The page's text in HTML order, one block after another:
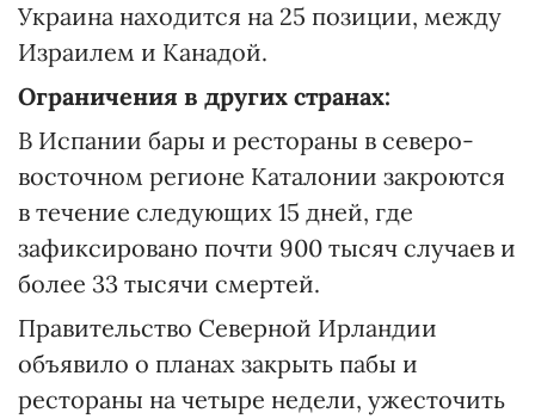
Украина находится на 25 позиции, между
Израилем и Канадой.
Ограничения в других странах:
В Испании бары и рестораны в северо-
восточном регионе Каталонии закроются
в течение следующих 15 дней, где
зафиксировано почти 900 тысяч случаев и
более 33 тысячи смертей.
Правительство Северной Ирландии
объявило о планах закрыть пабы и
рестораны на четыре недели, ужесточить